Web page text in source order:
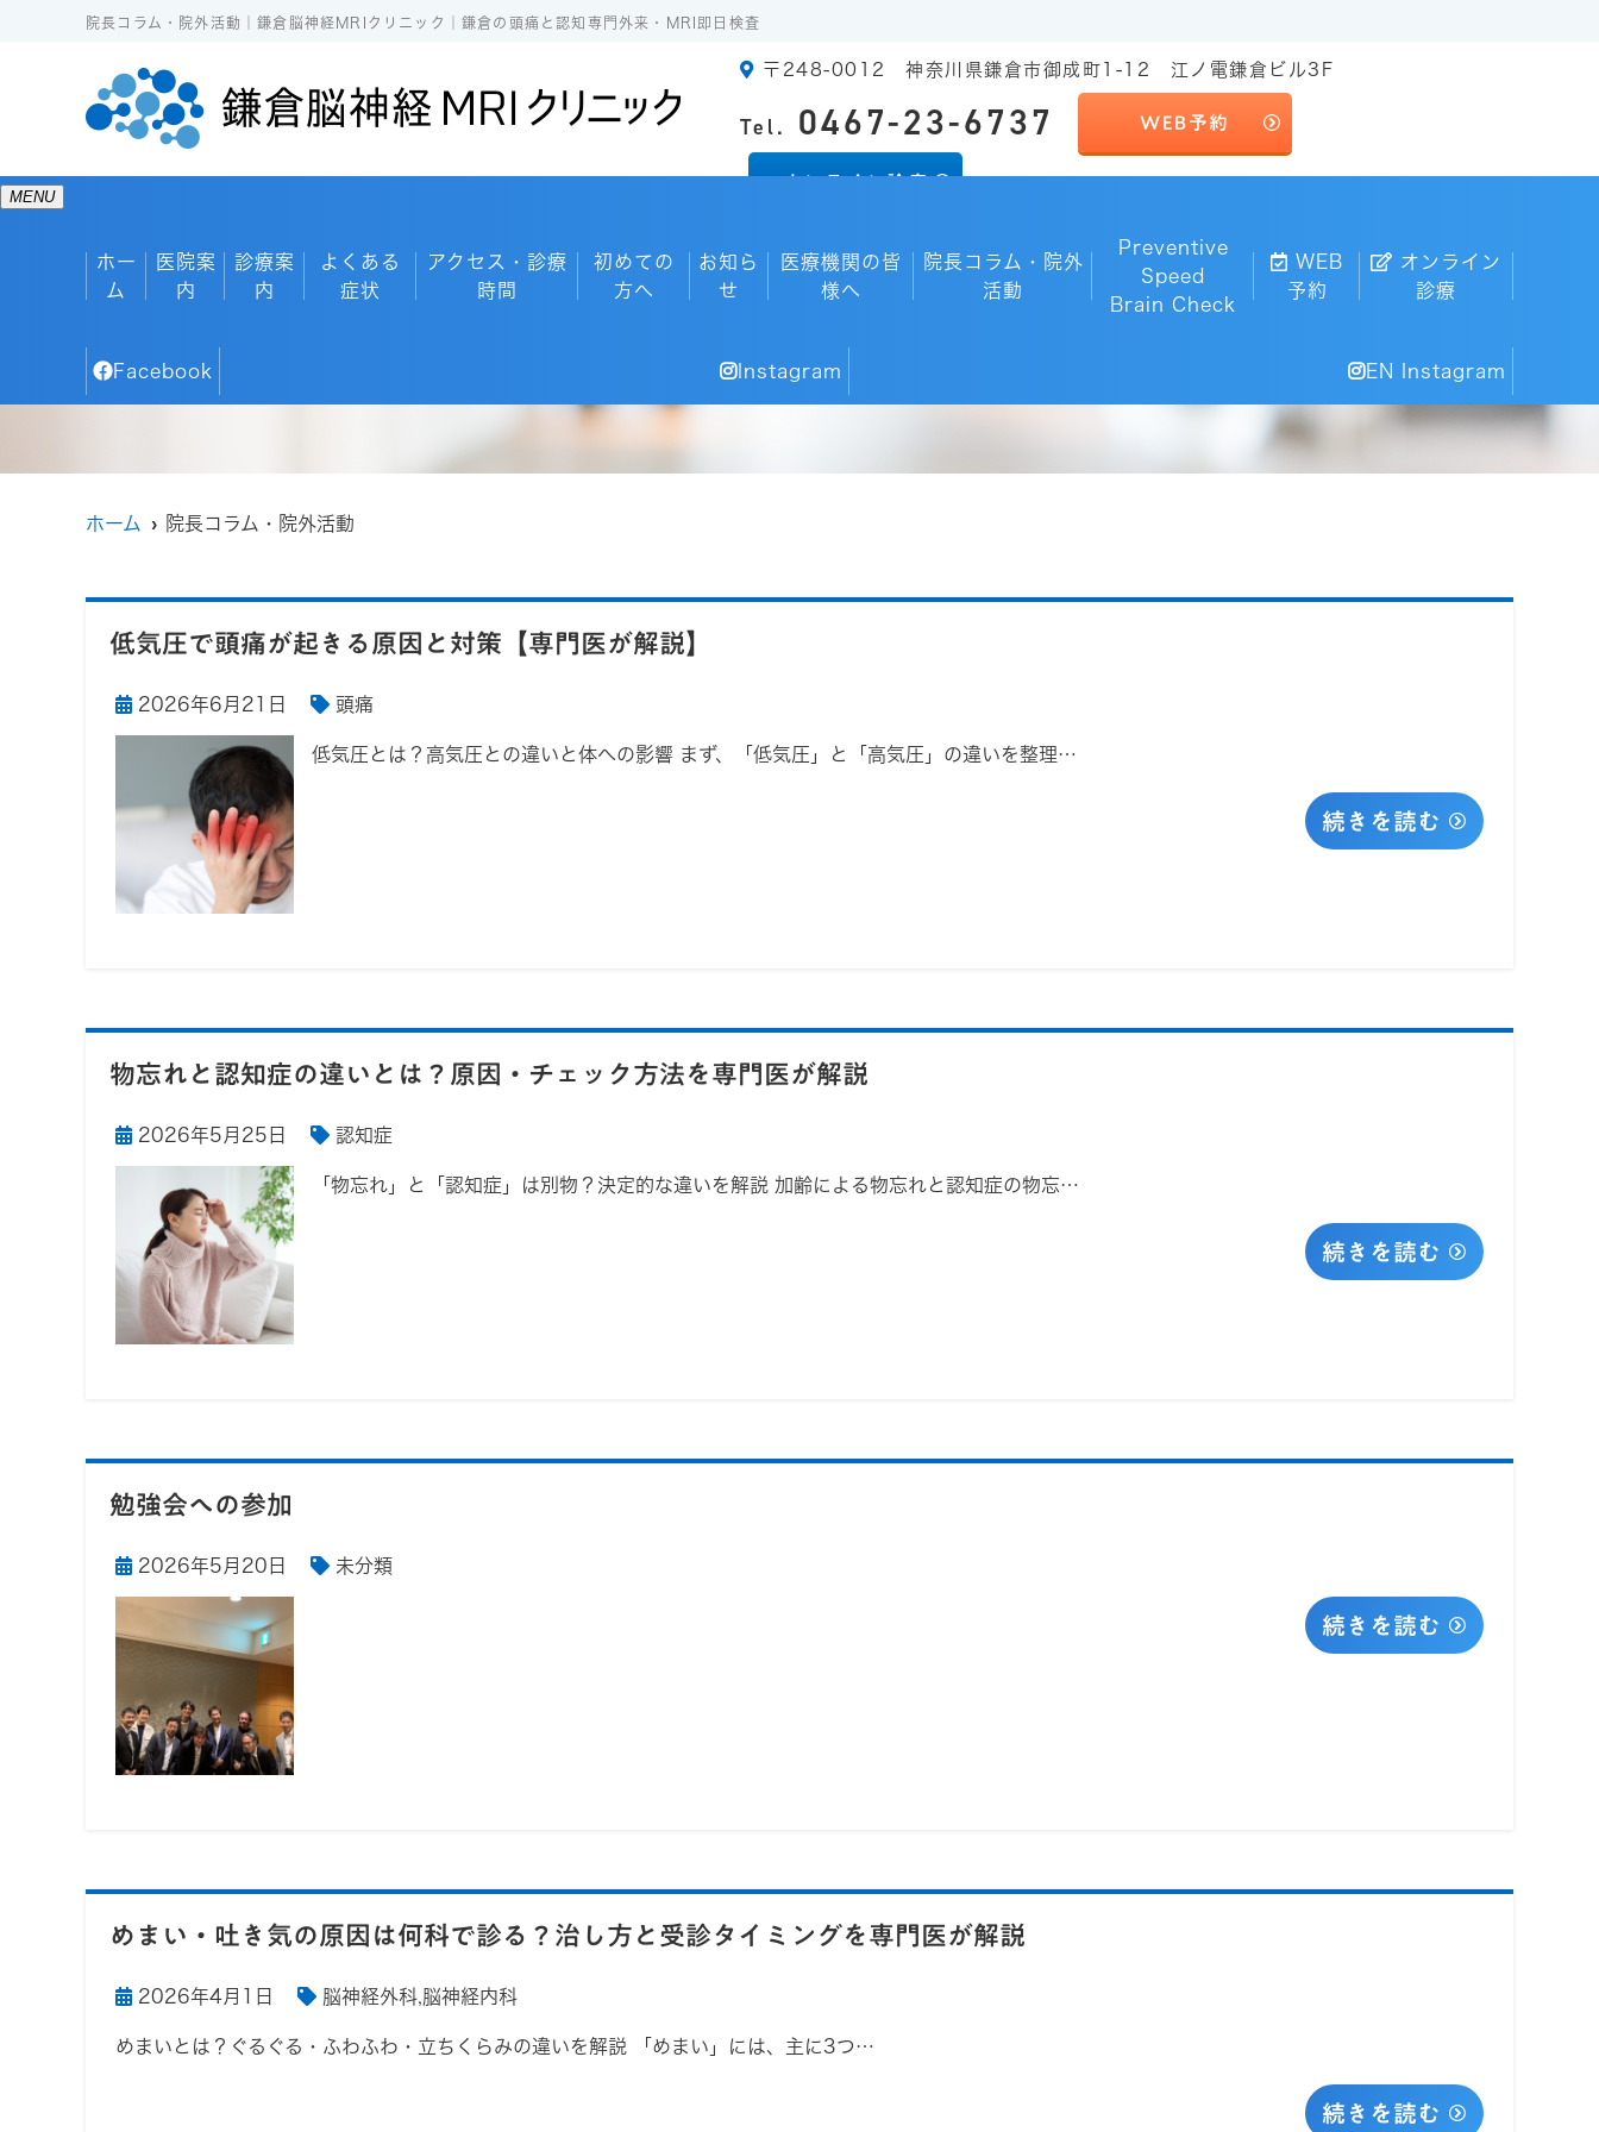
院長コラム・院外活動｜鎌倉脳神経MRIクリニック｜鎌倉の頭痛と認知専門外来・MRI即日検査
〒248-0012 神奈川県鎌倉市御成町1-12 江ノ電鎌倉ビル3F
Tel. 0467-23-6737 WEB予約
オンライン診療
MENU
ホー
ム
医院案
内
診療案
内
よくある
症状
アクセス・診療
時間
初めての
方へ
お知ら
せ
医療機関の皆
様へ
院長コラム・院外
活動
Preventive
Speed
Brain Check
WEB
予約
オンライン
診療
Facebook Instagram EN Instagram
院長コラム・院外活動
ホーム 院長コラム・院外活動
低気圧で頭痛が起きる原因と対策【専門医が解説】
2026年6月21日 頭痛
低気圧とは？高気圧との違いと体への影響 まず、「低気圧」と「高気圧」の違いを整理…
続きを読む
物忘れと認知症の違いとは？原因・チェック方法を専門医が解説
2026年5月25日 認知症
「物忘れ」と「認知症」は別物？決定的な違いを解説 加齢による物忘れと認知症の物忘…
続きを読む
勉強会への参加
2026年5月20日 未分類
続きを読む
めまい・吐き気の原因は何科で診る？治し方と受診タイミングを専門医が解説
2026年4月1日 脳神経外科 脳神経内科
めまいとは？ぐるぐる・ふわふわ・立ちくらみの違いを解説 「めまい」には、主に3つ…
続きを読む